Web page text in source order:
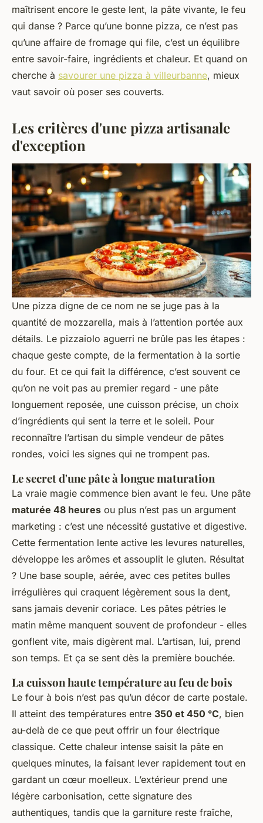
maîtrisent encore le geste lent, la pâte vivante, le feu
qui danse ? Parce qu’une bonne pizza, ce n’est pas
qu’une affaire de fromage qui file, c’est un équilibre
entre savoir-faire, ingrédients et chaleur. Et quand on
cherche à savourer une pizza à villeurbanne, mieux
vaut savoir où poser ses couverts.
Les critères d'une pizza artisanale
d'exception
Une pizza digne de ce nom ne se juge pas à la
quantité de mozzarella, mais à l’attention portée aux
détails. Le pizzaiolo aguerri ne brûle pas les étapes :
chaque geste compte, de la fermentation à la sortie
du four. Et ce qui fait la différence, c’est souvent ce
qu’on ne voit pas au premier regard - une pâte
longuement reposée, une cuisson précise, un choix
d’ingrédients qui sent la terre et le soleil. Pour
reconnaître l’artisan du simple vendeur de pâtes
rondes, voici les signes qui ne trompent pas.
Le secret d'une pâte à longue maturation
La vraie magie commence bien avant le feu. Une pâte
maturée 48 heures ou plus n’est pas un argument
marketing : c’est une nécessité gustative et digestive.
Cette fermentation lente active les levures naturelles,
développe les arômes et assouplit le gluten. Résultat
? Une base souple, aérée, avec ces petites bulles
irrégulières qui craquent légèrement sous la dent,
sans jamais devenir coriace. Les pâtes pétries le
matin même manquent souvent de profondeur - elles
gonflent vite, mais digèrent mal. L’artisan, lui, prend
son temps. Et ça se sent dès la première bouchée.
La cuisson haute température au feu de bois
Le four à bois n’est pas qu’un décor de carte postale.
Il atteint des températures entre 350 et 450 °C, bien
au-delà de ce que peut offrir un four électrique
classique. Cette chaleur intense saisit la pâte en
quelques minutes, la faisant lever rapidement tout en
gardant un cœur moelleux. L’extérieur prend une
légère carbonisation, cette signature des
authentiques, tandis que la garniture reste fraîche,